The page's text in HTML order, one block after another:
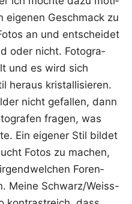
eige­nen Geschmack zu
an und ent­schei­det
oder nicht. Foto­gra­
und es wird sich
her­aus kris­tal­li­sie­ren.
nicht gefal­len, dann
fra­gen, was
Ein eige­ner Stil bil­det
Fotos zu machen,
Foren­
Mei­ne Schwar­z/­Weiss-